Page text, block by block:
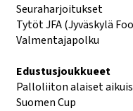
Seuraharjoitukset
Tytöt JFA (Jyväskylä
Valmentajapolku
Edustusjoukkueet
Palloliiton alaiset
Suomen Cup